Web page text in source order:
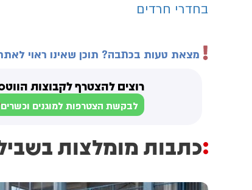
בחדרי חרדים
מצאת טעות בכתבה? תוכן שאינו ראוי
רוצים להצטרף לקבוצות
לבקשת הצטרפות למוגנים וכשרים
כתבות מומלצות